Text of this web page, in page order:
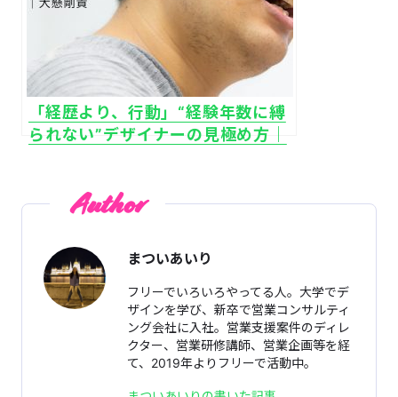
「経歴より、行動」“経験年数に縛
られない”デザイナーの見極め方｜
Author
まついあいり
フリーでいろいろやってる人。大学でデ
ザインを学び、新卒で営業コンサルティ
ング会社に入社。営業支援案件のディレ
クター、営業研修講師、営業企画等を経
て、2019年よりフリーで活動中。